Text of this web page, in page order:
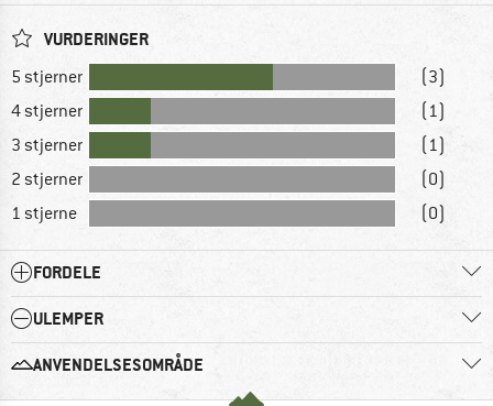
VURDERINGER
5 stjerner
(3)
4 stjerner
(1)
3 stjerner
(1)
2 stjerner
(0)
1 stjerne
(0)
FORDELE
ULEMPER
ANVENDELSESOMRÅDE